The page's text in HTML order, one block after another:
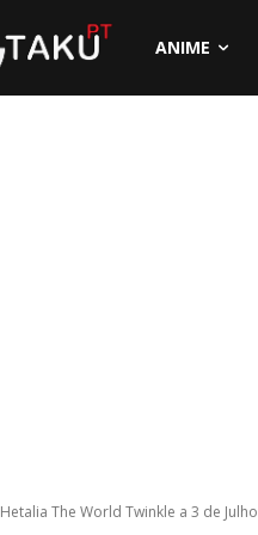
ANIME
Hetalia The World Twinkle a 3 de Julho